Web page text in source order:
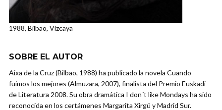
1988, Bilbao, Vizcaya
SOBRE EL AUTOR
Aixa de la Cruz (Bilbao, 1988) ha publicado la novela Cuando
fuimos los mejores (Almuzara, 2007), finalista del Premio Euskadi
de Literatura 2008. Su obra dramática I don´t like Mondays ha sido
reconocida en los certámenes Margarita Xirgú y Madrid Sur.